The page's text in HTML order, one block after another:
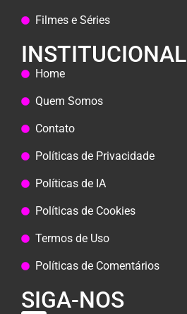
Filmes e Séries
INSTITUCIONAL
Home
Quem Somos
Contato
Políticas de Privacidade
Políticas de IA
Políticas de Cookies
Termos de Uso
Políticas de Comentários
SIGA-NOS